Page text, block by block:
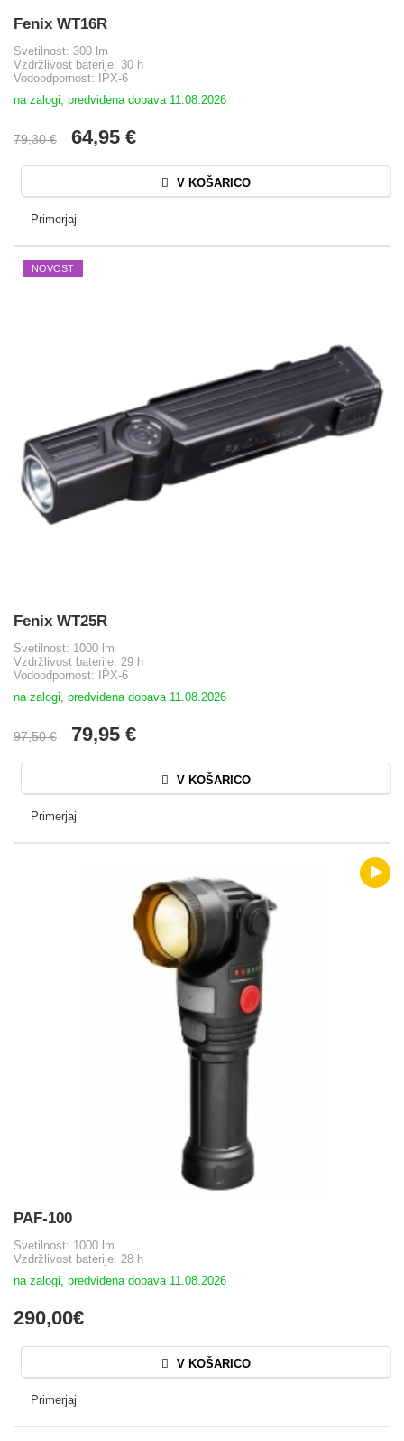
Fenix WT16R
Svetilnost: 300 lm
Vzdržlivost baterije: 30 h
Vodoodpornost: IPX-6
na zalogi, predvidena dobava 11.08.2026
79,30 € 64,95 €
V KOŠARICO
Primerjaj
NOVOST
Fenix WT25R
Svetilnost: 1000 lm
Vzdržlivost baterije: 29 h
Vodoodpornost: IPX-6
na zalogi, predvidena dobava 11.08.2026
97,50 € 79,95 €
V KOŠARICO
Primerjaj
PAF-100
Svetilnost: 1000 lm
Vzdržlivost baterije: 28 h
na zalogi, predvidena dobava 11.08.2026
290,00€
V KOŠARICO
Primerjaj